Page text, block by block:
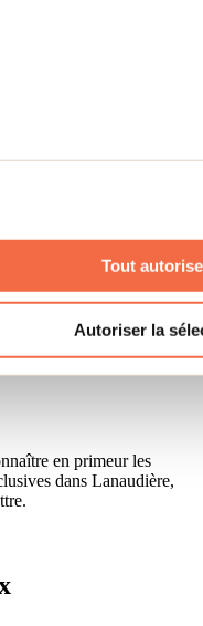
Tout
Autoriser la
en primeur les
dans Lanaudière,